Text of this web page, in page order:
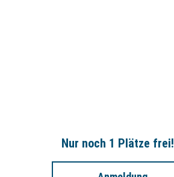
Nur noch 1 Plätze frei!